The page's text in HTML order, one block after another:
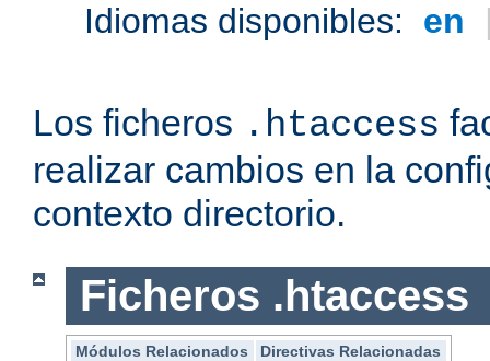
Idiomas disponibles: en
Los ficheros .htaccess
realizar cambios en la
contexto directorio.
Ficheros .htaccess
Módulos Relacionados
Directivas Relacionadas